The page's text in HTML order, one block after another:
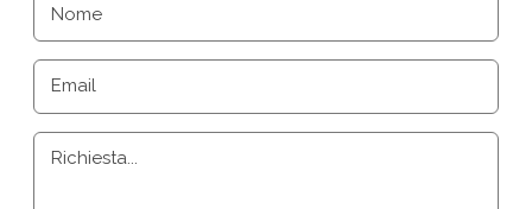
Nome
Email
Richiesta...